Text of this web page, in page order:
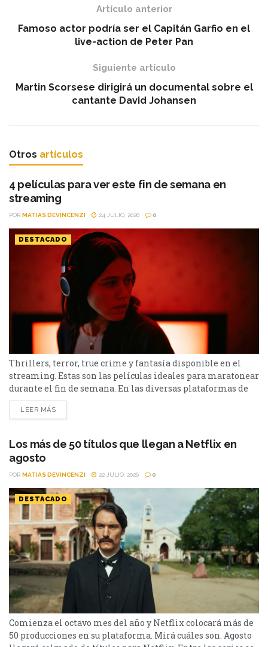
Artículo anterior
Famoso actor podría ser el Capitán Garfio en el
live-action de Peter Pan
Siguiente artículo
Martin Scorsese dirigirá un documental sobre el
cantante David Johansen
Otros artículos
4 películas para ver este fin de semana en
streaming
POR MATIAS DEVINCENZI 24 JULIO, 2026 0
DESTACADO
Thrillers, terror, true crime y fantasía disponible en el
streaming. Estas son las películas ideales para maratonear
durante el fin de semana. En las diversas plataformas de
streaming aparecen propuestas para todos los gustos: desde
un thriller español cargado de tensión y conspiraciones,
película de terror psicológico y el esperado regreso de...
LEER MÁS
Los más de 50 títulos que llegan a Netflix en
agosto
POR MATIAS DEVINCENZI 22 JULIO, 2026 0
DESTACADO
Comienza el octavo mes del año y Netflix colocará más de
50 producciones en su plataforma. Mirá cuáles son. Agosto